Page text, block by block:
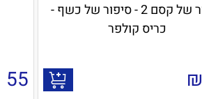
סיפור של קסם 2 - סיפור של כשף -
כריס קולפר
₪
55